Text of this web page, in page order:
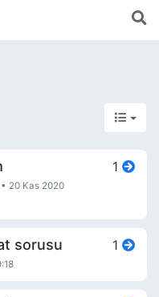
• 20 Kas 2020
1
sorusu 1